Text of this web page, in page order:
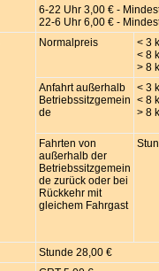
6-22 Uhr 3,00 € -
22-6 Uhr 6,00 € -
Normalpreis
< 3
< 8
> 8
Anfahrt außerhalb
Betriebssitzgemein
de
< 3
< 8
> 8
Fahrten von
außerhalb der
Betriebssitzgemein
de zurück oder bei
Rückkehr mit
gleichem Fahrgast
Stunde 28,00 €